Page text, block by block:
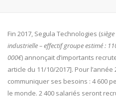
Fin 2017, Segula Technologies (
industrielle – effectif groupe estimé :
000€) annonçait d’importants
article du 11/10/2017]. Pour
communiquer ses besoins : 4 600
le monde. 2 400 salariés seront